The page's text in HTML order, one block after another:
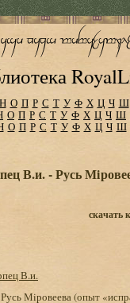
Н О П Р С Т У Ф Х Ц Ч Ш
О П Р С Т У Ф Х Ц Ч Ш
О П Р С Т У Ф Х Ц Ч Ш
В.и. - Русь
скачать
В.и.
Русь Мiровеева (опыт